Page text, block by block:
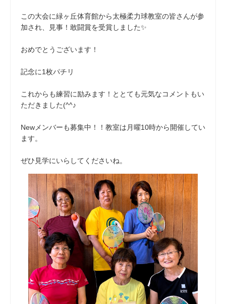
この大会に緑ヶ丘体育館から太極柔力球教室の皆さんが参
加され、見事！敢闘賞を受賞しました✨
おめでとうございます！
記念に1枚パチリ
これからも練習に励みます！ととても元気なコメントもい
ただきました(^^♪
Newメンバーも募集中！！教室は月曜10時から開催してい
ます。
ぜひ見学にいらしてくださいね。